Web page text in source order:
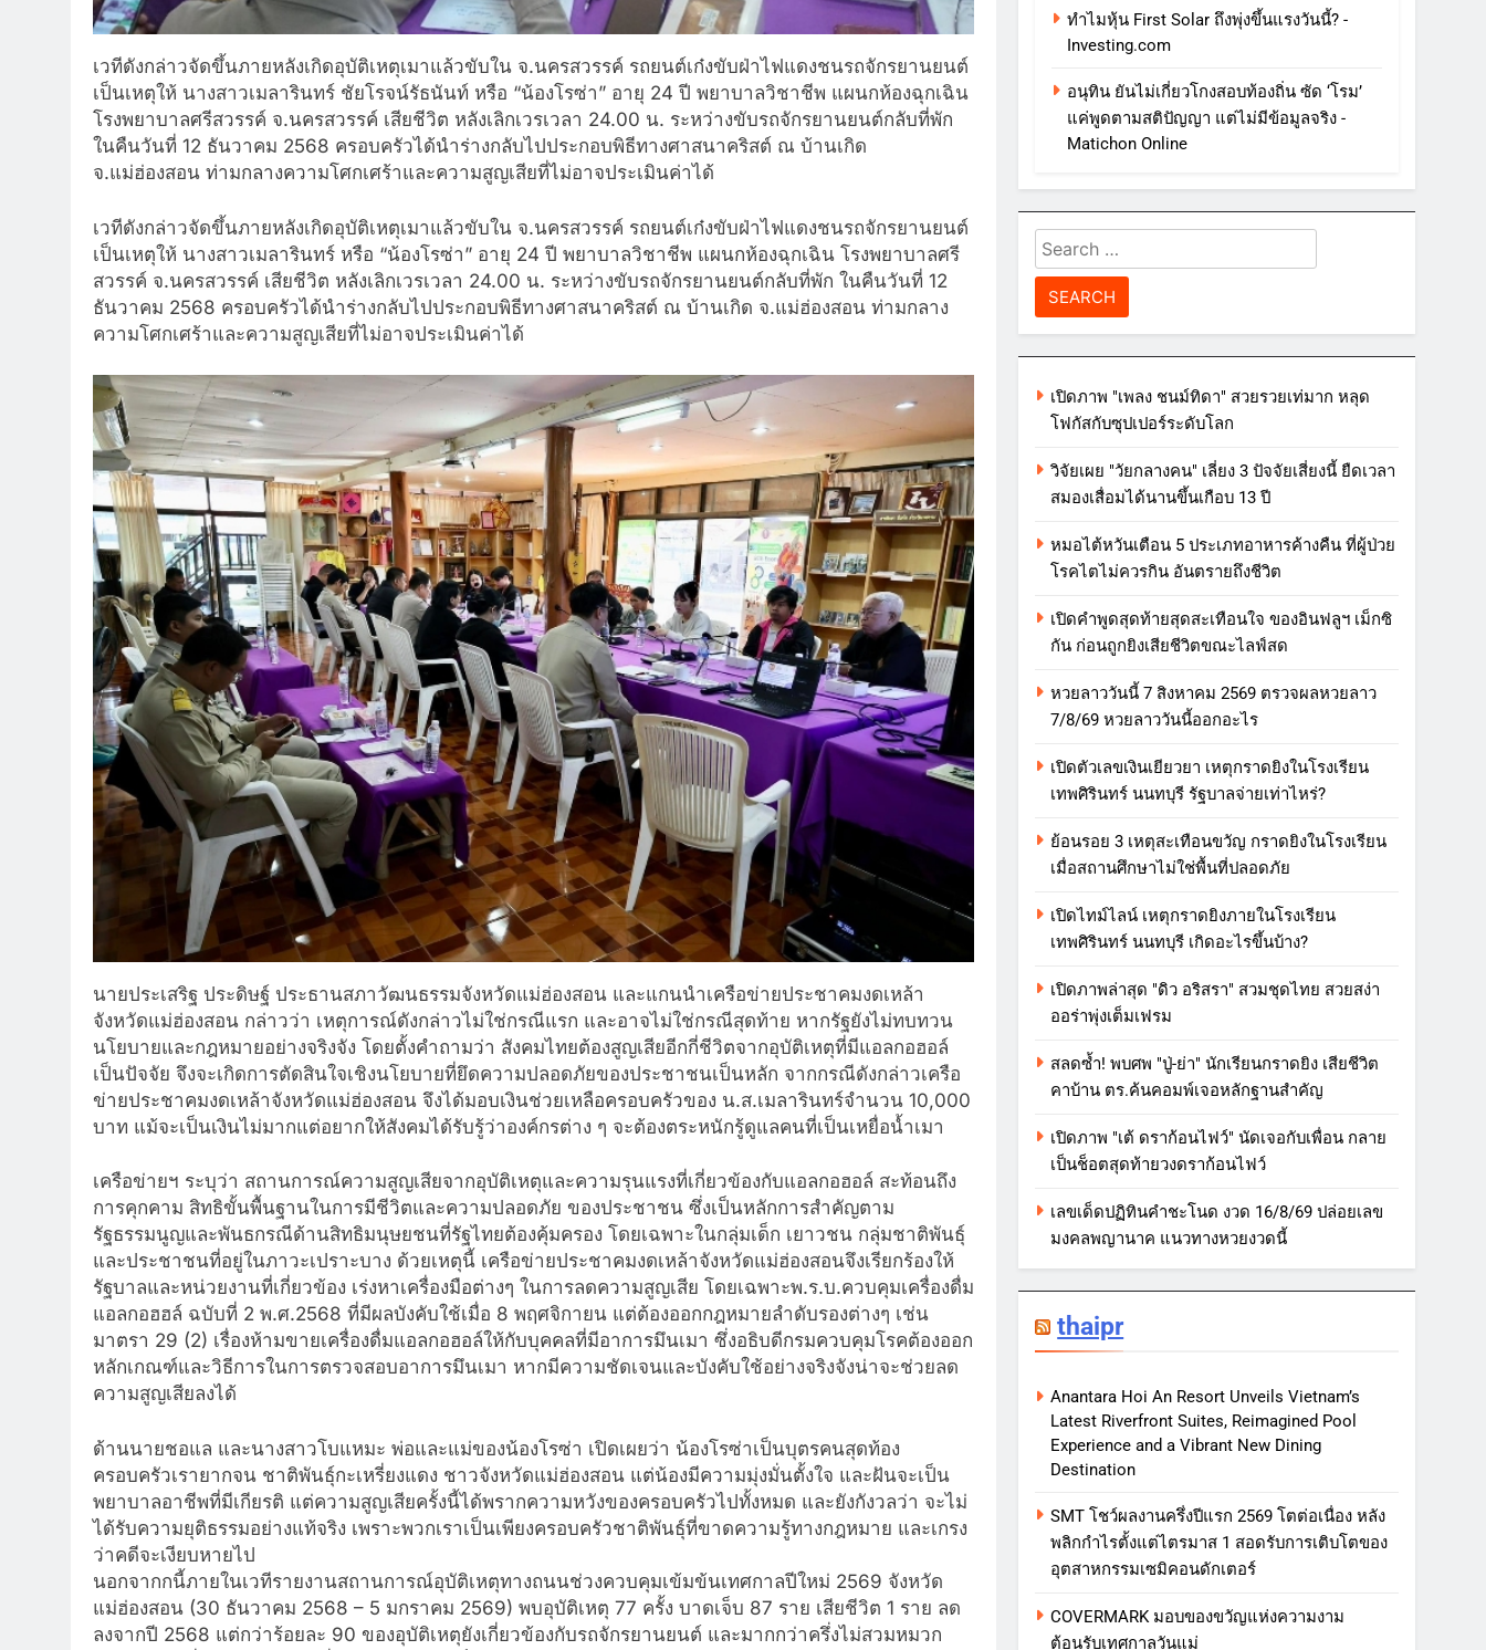
เวทีดังกล่าวจัดขึ้นภายหลังเกิดอุบัติเหตุเมาแล้วขับใน จ.นครสวรรค์ รถยนต์เก๋งขับฝ่าไฟแดงชนรถจักรยานยนต์
เป็นเหตุให้ นางสาวเมลารินทร์ ชัยโรจน์รัธนันท์ หรือ “น้องโรซ่า” อายุ 24 ปี พยาบาลวิชาชีพ แผนกห้องฉุกเฉิน
โรงพยาบาลศรีสวรรค์ จ.นครสวรรค์ เสียชีวิต หลังเลิกเวรเวลา 24.00 น. ระหว่างขับรถจักรยานยนต์กลับที่พัก
ในคืนวันที่ 12 ธันวาคม 2568 ครอบครัวได้นำร่างกลับไปประกอบพิธีทางศาสนาคริสต์ ณ บ้านเกิด
จ.แม่ฮ่องสอน ท่ามกลางความโศกเศร้าและความสูญเสียที่ไม่อาจประเมินค่าได้
เวทีดังกล่าวจัดขึ้นภายหลังเกิดอุบัติเหตุเมาแล้วขับใน จ.นครสวรรค์ รถยนต์เก๋งขับฝ่าไฟแดงชนรถจักรยานยนต์
เป็นเหตุให้ นางสาวเมลารินทร์ หรือ “น้องโรซ่า” อายุ 24 ปี พยาบาลวิชาชีพ แผนกห้องฉุกเฉิน โรงพยาบาลศรี
สวรรค์ จ.นครสวรรค์ เสียชีวิต หลังเลิกเวรเวลา 24.00 น. ระหว่างขับรถจักรยานยนต์กลับที่พัก ในคืนวันที่ 12
ธันวาคม 2568 ครอบครัวได้นำร่างกลับไปประกอบพิธีทางศาสนาคริสต์ ณ บ้านเกิด จ.แม่ฮ่องสอน ท่ามกลาง
ความโศกเศร้าและความสูญเสียที่ไม่อาจประเมินค่าได้
นายประเสริฐ ประดิษฐ์ ประธานสภาวัฒนธรรมจังหวัดแม่ฮ่องสอน และแกนนำเครือข่ายประชาคมงดเหล้า
จังหวัดแม่ฮ่องสอน กล่าวว่า เหตุการณ์ดังกล่าวไม่ใช่กรณีแรก และอาจไม่ใช่กรณีสุดท้าย หากรัฐยังไม่ทบทวน
นโยบายและกฎหมายอย่างจริงจัง โดยตั้งคำถามว่า สังคมไทยต้องสูญเสียอีกกี่ชีวิตจากอุบัติเหตุที่มีแอลกอฮอล์
เป็นปัจจัย จึงจะเกิดการตัดสินใจเชิงนโยบายที่ยึดความปลอดภัยของประชาชนเป็นหลัก จากกรณีดังกล่าวเครือ
ข่ายประชาคมงดเหล้าจังหวัดแม่ฮ่องสอน จึงได้มอบเงินช่วยเหลือครอบครัวของ น.ส.เมลารินทร์จำนวน 10,000
บาท แม้จะเป็นเงินไม่มากแต่อยากให้สังคมได้รับรู้ว่าองค์กรต่าง ๆ จะต้องตระหนักรู้ดูแลคนที่เป็นเหยื่อน้ำเมา
เครือข่ายฯ ระบุว่า สถานการณ์ความสูญเสียจากอุบัติเหตุและความรุนแรงที่เกี่ยวข้องกับแอลกอฮอล์ สะท้อนถึง
การคุกคาม สิทธิขั้นพื้นฐานในการมีชีวิตและความปลอดภัย ของประชาชน ซึ่งเป็นหลักการสำคัญตาม
รัฐธรรมนูญและพันธกรณีด้านสิทธิมนุษยชนที่รัฐไทยต้องคุ้มครอง โดยเฉพาะในกลุ่มเด็ก เยาวชน กลุ่มชาติพันธุ์
และประชาชนที่อยู่ในภาวะเปราะบาง ด้วยเหตุนี้ เครือข่ายประชาคมงดเหล้าจังหวัดแม่ฮ่องสอนจึงเรียกร้องให้
รัฐบาลและหน่วยงานที่เกี่ยวข้อง เร่งหาเครื่องมือต่างๆ ในการลดความสูญเสีย โดยเฉพาะพ.ร.บ.ควบคุมเครื่องดื่ม
แอลกอฮฮล์ ฉบับที่ 2 พ.ศ.2568 ที่มีผลบังคับใช้เมื่อ 8 พฤศจิกายน แต่ต้องออกกฎหมายลำดับรองต่างๆ เช่น
มาตรา 29 (2) เรื่องห้ามขายเครื่องดื่มแอลกอฮอล์ให้กับบุคคลที่มีอาการมึนเมา ซึ่งอธิบดีกรมควบคุมโรคต้องออก
หลักเกณฑ์และวิธีการในการตรวจสอบอาการมึนเมา หากมีความชัดเจนและบังคับใช้อย่างจริงจังน่าจะช่วยลด
ความสูญเสียลงได้
ด้านนายชอแล และนางสาวโบแหมะ พ่อและแม่ของน้องโรซ่า เปิดเผยว่า น้องโรซ่าเป็นบุตรคนสุดท้อง
ครอบครัวเรายากจน ชาติพันธุ์กะเหรี่ยงแดง ชาวจังหวัดแม่ฮ่องสอน แต่น้องมีความมุ่งมั่นตั้งใจ และฝันจะเป็น
พยาบาลอาชีพที่มีเกียรติ แต่ความสูญเสียครั้งนี้ได้พรากความหวังของครอบครัวไปทั้งหมด และยังกังวลว่า จะไม่
ได้รับความยุติธรรมอย่างแท้จริง เพราะพวกเราเป็นเพียงครอบครัวชาติพันธุ์ที่ขาดความรู้ทางกฎหมาย และเกรง
ว่าคดีจะเงียบหายไป
นอกจากกนี้ภายในเวทีรายงานสถานการณ์อุบัติเหตุทางถนนช่วงควบคุมเข้มข้นเทศกาลปีใหม่ 2569 จังหวัด
แม่ฮ่องสอน (30 ธันวาคม 2568 – 5 มกราคม 2569) พบอุบัติเหตุ 77 ครั้ง บาดเจ็บ 87 ราย เสียชีวิต 1 ราย ลด
ลงจากปี 2568 แต่กว่าร้อยละ 90 ของอุบัติเหตุยังเกี่ยวข้องกับรถจักรยานยนต์ และมากกว่าครึ่งไม่สวมหมวก
ทําไมหุ้น First Solar ถึงพุ่งขึ้นแรงวันนี้? -
Investing.com
อนุทิน ยันไม่เกี่ยวโกงสอบท้องถิ่น ซัด ‘โรม’
แค่พูดตามสติปัญญา แต่ไม่มีข้อมูลจริง -
Matichon Online
Search
for:
เปิดภาพ "เพลง ชนม์ทิดา" สวยรวยเท่มาก หลุด
โฟกัสกับซุปเปอร์ระดับโลก
วิจัยเผย "วัยกลางคน" เลี่ยง 3 ปัจจัยเสี่ยงนี้ ยืดเวลา
สมองเสื่อมได้นานขึ้นเกือบ 13 ปี
หมอไต้หวันเตือน 5 ประเภทอาหารค้างคืน ที่ผู้ป่วย
โรคไตไม่ควรกิน อันตรายถึงชีวิต
เปิดคำพูดสุดท้ายสุดสะเทือนใจ ของอินฟลูฯ เม็กซิ
กัน ก่อนถูกยิงเสียชีวิตขณะไลฟ์สด
หวยลาววันนี้ 7 สิงหาคม 2569 ตรวจผลหวยลาว
7/8/69 หวยลาววันนี้ออกอะไร
เปิดตัวเลขเงินเยียวยา เหตุกราดยิงในโรงเรียน
เทพศิรินทร์ นนทบุรี รัฐบาลจ่ายเท่าไหร่?
ย้อนรอย 3 เหตุสะเทือนขวัญ กราดยิงในโรงเรียน
เมื่อสถานศึกษาไม่ใช่พื้นที่ปลอดภัย
เปิดไทม์ไลน์ เหตุกราดยิงภายในโรงเรียน
เทพศิรินทร์ นนทบุรี เกิดอะไรขึ้นบ้าง?
เปิดภาพล่าสุด "ดิว อริสรา" สวมชุดไทย สวยสง่า
ออร่าพุ่งเต็มเฟรม
สลดซ้ำ! พบศพ "ปู่-ย่า" นักเรียนกราดยิง เสียชีวิต
คาบ้าน ตร.ค้นคอมพ์เจอหลักฐานสำคัญ
เปิดภาพ "เต้ ดราก้อนไฟว์" นัดเจอกับเพื่อน กลาย
เป็นช็อตสุดท้ายวงดราก้อนไฟว์
เลขเด็ดปฏิทินคำชะโนด งวด 16/8/69 ปล่อยเลข
มงคลพญานาค แนวทางหวยงวดนี้
thaipr
Anantara Hoi An Resort Unveils Vietnam’s
Latest Riverfront Suites, Reimagined Pool
Experience and a Vibrant New Dining
Destination
SMT โชว์ผลงานครึ่งปีแรก 2569 โตต่อเนื่อง หลัง
พลิกกำไรตั้งแต่ไตรมาส 1 สอดรับการเติบโตของ
อุตสาหกรรมเซมิคอนดักเตอร์
COVERMARK มอบของขวัญแห่งความงาม
ต้อนรับเทศกาลวันแม่